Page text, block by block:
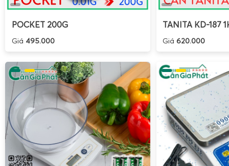
POCKET 200G
Giá 495.000
TANITA KD-187
Giá620.000